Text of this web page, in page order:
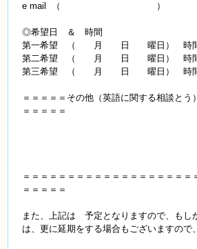
e mail （ ）
◎希望日 ＆ 時間
第一希望 （ 月 日 曜日）
第二希望 （ 月 日 曜日）
第三希望 （ 月 日 曜日）
＝＝＝＝＝その他（英語に関する相談とう
＝＝＝＝＝
＝＝＝＝＝＝＝＝＝＝＝＝＝＝＝＝＝＝＝
＝＝＝＝＝
また、上記は 予定となりますので、もし
は、更に延期をする場合もございますので、